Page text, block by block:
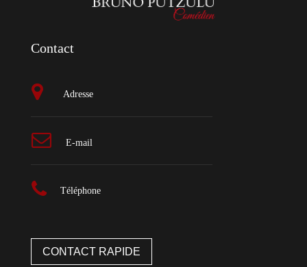
Contact
Adresse
E-mail
Téléphone
CONTACT RAPIDE